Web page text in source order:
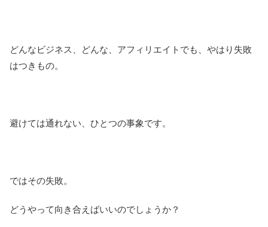
どんなビジネス、どんな、アフィリエイトでも、やはり失敗
はつきもの。
避けては通れない、ひとつの事象です。
ではその失敗。
どうやって向き合えばいいのでしょうか？